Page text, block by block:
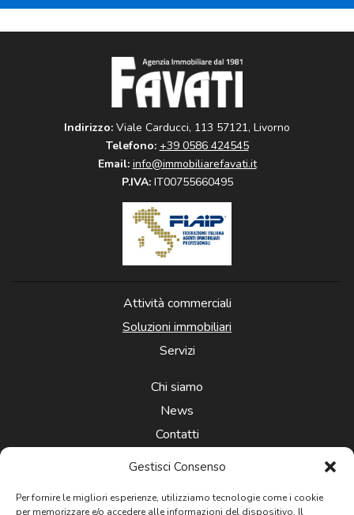
Gestisci Consenso
Per fornire le migliori esperienze, utilizziamo tecnologie come i cookie
per memorizzare e/o accedere alle informazioni del dispositivo. Il
Indirizzo: Viale Carducci, 113 57121, Livorno
Telefono: +39 0586 424545
Email: info@immobiliarefavati.it
P.IVA:IT00755660495
Attività commerciali
Soluzioni immobiliari
Servizi
Chi siamo
News
Contatti